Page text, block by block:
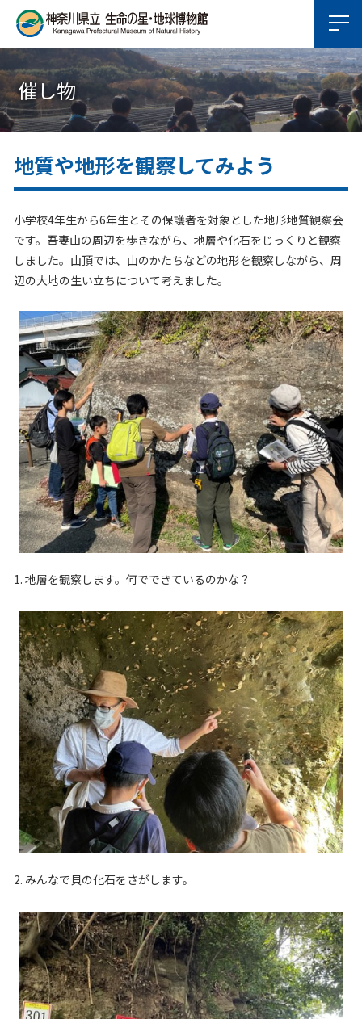
催し物
地質や地形を観察してみよう
小学校4年生から6年生とその保護者を対象とした地形地質観察会
です。吾妻山の周辺を歩きながら、地層や化石をじっくりと観察
しました。山頂では、山のかたちなどの地形を観察しながら、周
辺の大地の生い立ちについて考えました。
1. 地層を観察します。何でできているのかな？
2. みんなで貝の化石をさがします。